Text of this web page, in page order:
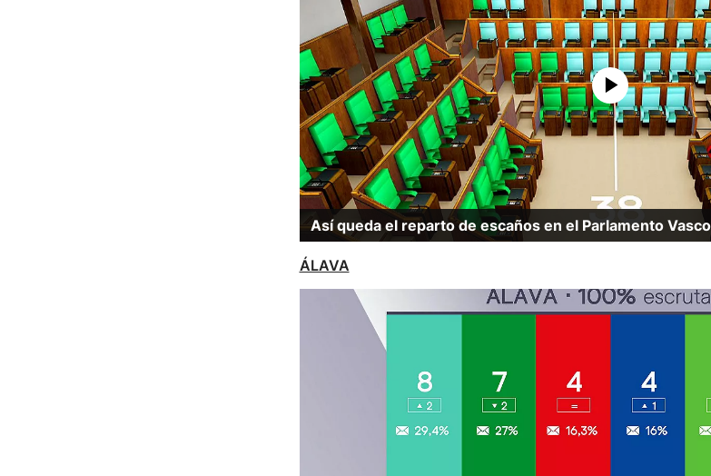
Así queda el reparto de escaños en el Parlamento Vasco
ÁLAVA